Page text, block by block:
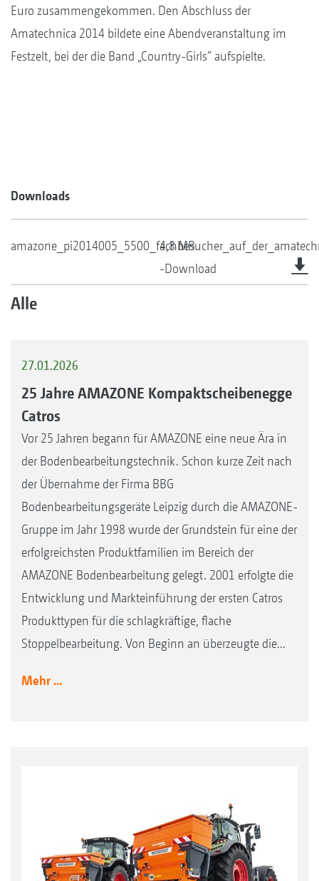
Euro zusammengekommen. Den Abschluss der
Amatechnica 2014 bildete eine Abendveranstaltung im
Festzelt, bei der die Band „Country-Girls“ aufspielte.
Downloads
4,8 MB
-Download
Alle
27.01.2026
25 Jahre AMAZONE Kompaktscheibenegge
Catros
Vor 25 Jahren begann für AMAZONE eine neue Ära in
der Bodenbearbeitungstechnik. Schon kurze Zeit nach
der Übernahme der Firma BBG
Bodenbearbeitungsgeräte Leipzig durch die AMAZONE-
Gruppe im Jahr 1998 wurde der Grundstein für eine der
erfolgreichsten Produktfamilien im Bereich der
AMAZONE Bodenbearbeitung gelegt. 2001 erfolgte die
Entwicklung und Markteinführung der ersten Catros
Produkttypen für die schlagkräftige, flache
Stoppelbearbeitung. Von Beginn an überzeugte die...
Mehr ...